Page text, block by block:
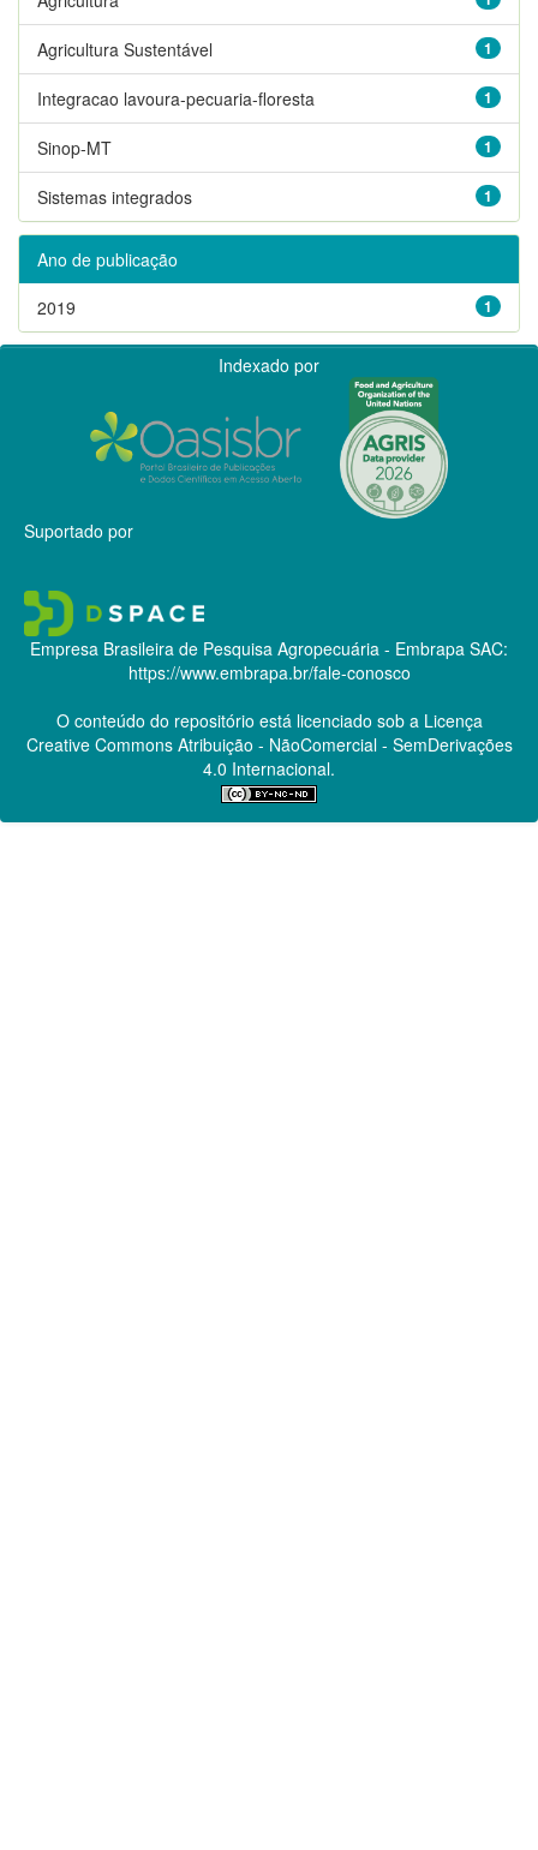
1
Agricultura Sustentável
1
Integracao lavoura-pecuaria-floresta
1
Sinop-MT
1
Sistemas integrados
Ano de publicação
1
2019
Indexado por
Suportado por
Empresa Brasileira de Pesquisa Agropecuária - Embrapa SAC:
https://www.embrapa.br/fale-conosco
O conteúdo do repositório está licenciado sob a Licença
Creative CommonsAtribuição - NãoComercial - SemDerivações
4.0 Internacional.